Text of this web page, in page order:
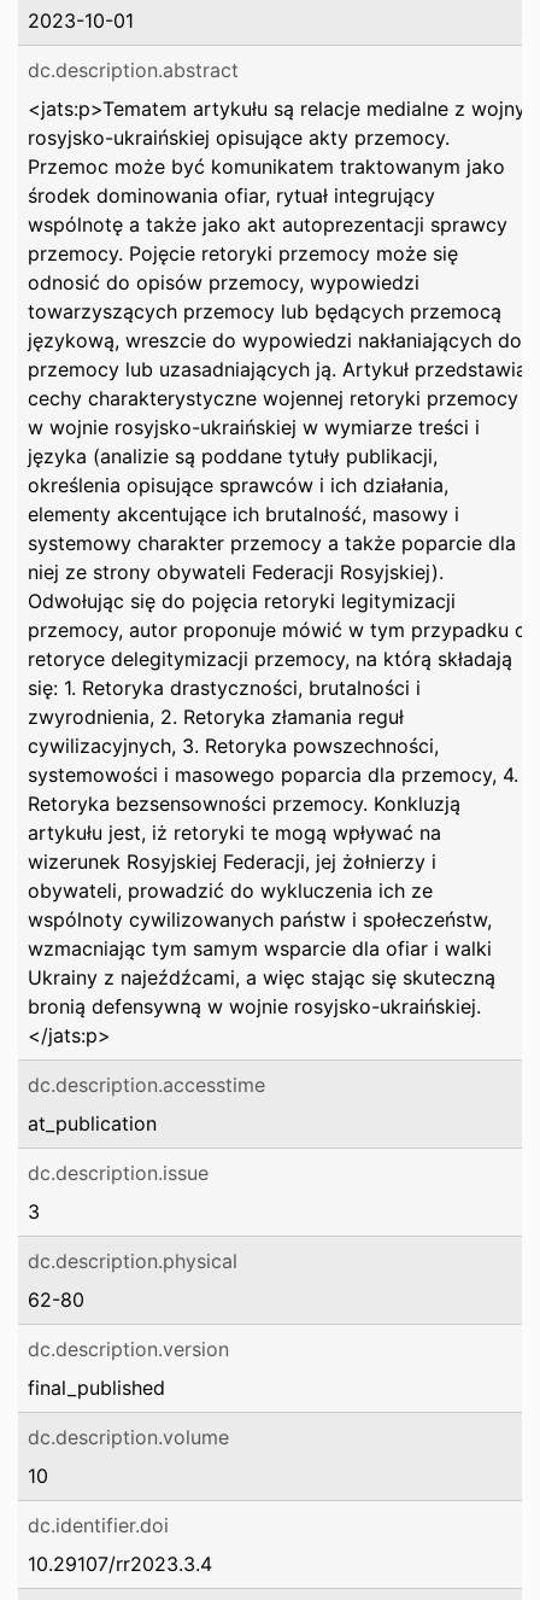
2023-10-01
dc.description.abstract
<jats:p>Tematem artykułu są relacje medialne z wojny
rosyjsko-ukraińskiej opisujące akty przemocy.
Przemoc może być komunikatem traktowanym jako
środek dominowania ofiar, rytuał integrujący
wspólnotę a także jako akt autoprezentacji sprawcy
przemocy. Pojęcie retoryki przemocy może się
odnosić do opisów przemocy, wypowiedzi
towarzyszących przemocy lub będących przemocą
językową, wreszcie do wypowiedzi nakłaniających do
przemocy lub uzasadniających ją. Artykuł przedstawia
cechy charakterystyczne wojennej retoryki przemocy
w wojnie rosyjsko-ukraińskiej w wymiarze treści i
języka (analizie są poddane tytuły publikacji,
określenia opisujące sprawców i ich działania,
elementy akcentujące ich brutalność, masowy i
systemowy charakter przemocy a także poparcie dla
niej ze strony obywateli Federacji Rosyjskiej).
Odwołując się do pojęcia retoryki legitymizacji
przemocy, autor proponuje mówić w tym przypadku o
retoryce delegitymizacji przemocy, na którą składają
się: 1. Retoryka drastyczności, brutalności i
zwyrodnienia, 2. Retoryka złamania reguł
cywilizacyjnych, 3. Retoryka powszechności,
systemowości i masowego poparcia dla przemocy, 4.
Retoryka bezsensowności przemocy. Konkluzją
artykułu jest, iż retoryki te mogą wpływać na
wizerunek Rosyjskiej Federacji, jej żołnierzy i
obywateli, prowadzić do wykluczenia ich ze
wspólnoty cywilizowanych państw i społeczeństw,
wzmacniając tym samym wsparcie dla ofiar i walki
Ukrainy z najeźdźcami, a więc stając się skuteczną
bronią defensywną w wojnie rosyjsko-ukraińskiej.
</jats:p>
dc.description.accesstime
at_publication
dc.description.issue
3
dc.description.physical
62-80
dc.description.version
final_published
dc.description.volume
10
dc.identifier.doi
10.29107/rr2023.3.4